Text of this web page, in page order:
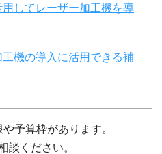
してレーザー加工機を導
工機の導入に活用できる補
予算枠があります。
談ください。